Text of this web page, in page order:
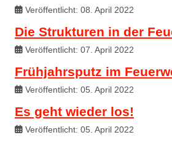
Veröffentlicht: 08. April 2022
Die Strukturen in der
Veröffentlicht: 07. April 2022
Frühjahrsputz im
Veröffentlicht: 05. April 2022
Es geht wieder los!
Veröffentlicht: 05. April 2022